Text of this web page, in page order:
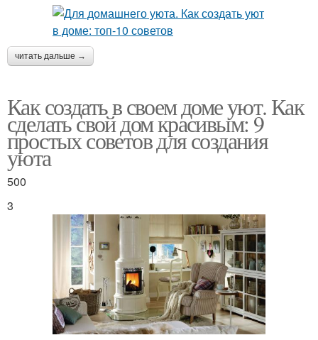
читать дальше →
Как создать в своем доме уют. Как
сделать свой дом красивым: 9
простых советов для создания
уюта
500
3